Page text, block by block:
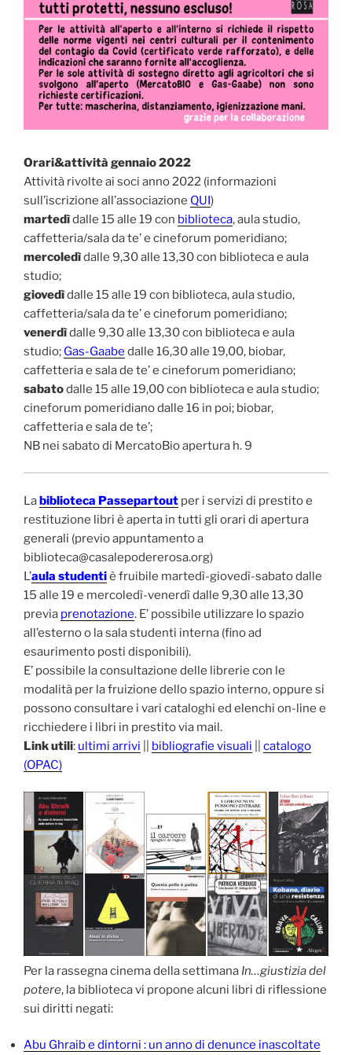
Orari&attività gennaio 2022
Attività rivolte ai soci anno 2022 (informazioni
sull’iscrizione all’associazione QUI)
martedìdalle 15 alle 19 con biblioteca, aula studio,
caffetteria/sala da te’ e cineforum pomeridiano;
mercoledìdalle 9,30 alle 13,30 con biblioteca e aula
studio;
giovedìdalle 15 alle 19 con biblioteca, aula studio,
caffetteria/sala da te’ e cineforum pomeridiano;
venerdìdalle 9,30 alle 13,30 con biblioteca e aula
studio; Gas-Gaabe dalle 16,30 alle 19,00, biobar,
caffetteria e sala de te’ e cineforum pomeridiano;
sabatodalle 15 alle 19,00 con biblioteca e aula studio;
cineforum pomeridiano dalle 16 in poi; biobar,
caffetteria e sala de te’;
NB nei sabato di MercatoBio apertura h. 9
Labiblioteca Passepartout per i servizi di prestito e
restituzione libri è aperta in tutti gli orari di apertura
generali (previo appuntamento a
biblioteca@casalepodererosa.org)
L’aula studentiè fruibile martedì-giovedì-sabato dalle
15 alle 19 e mercoledì-venerdì dalle 9,30 alle 13,30
previa prenotazione. E’ possibile utilizzare lo spazio
all’esterno o la sala studenti interna (fino ad
esaurimento posti disponibili).
E’ possibile la consultazione delle librerie con le
modalità per la fruizione dello spazio interno, oppure si
possono consultare i vari cataloghi ed elenchi on-line e
ricchiedere i libri in prestito via mail.
Link utili: ultimi arrivi bibliografie visuali
catalogo
(OPAC)
Per la rassegna cinema della settimana In…giustizia del
potere, la biblioteca vi propone alcuni libri di riflessione
sui diritti negati:
Abu Ghraib e dintorni : un anno di denunce inascoltate